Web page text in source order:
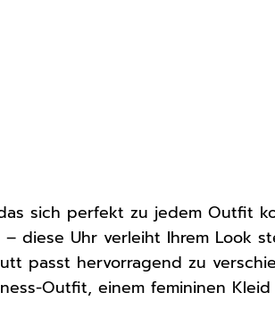
sich perfekt zu jedem Outfit
diese Uhr verleiht Ihrem Look
passt hervorragend zu
Outfit, einem femininen